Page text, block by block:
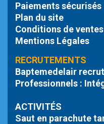
Paiements sécurisés
Plan du site
Conditions de ventes
Mentions Légales
RECRUTEMENTS
Baptemedelair
Professionnels :
ACTIVITÉS
Saut en parachute